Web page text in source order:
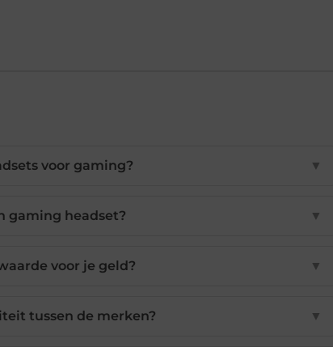
voor gaming? ▼
gaming headset? ▼
voor je geld? ▼
tussen de merken? ▼